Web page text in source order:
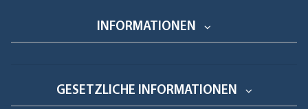
INFORMATIONEN
GESETZLICHE INFORMATIONEN